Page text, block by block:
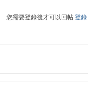
您需要登錄後才可以回帖登錄